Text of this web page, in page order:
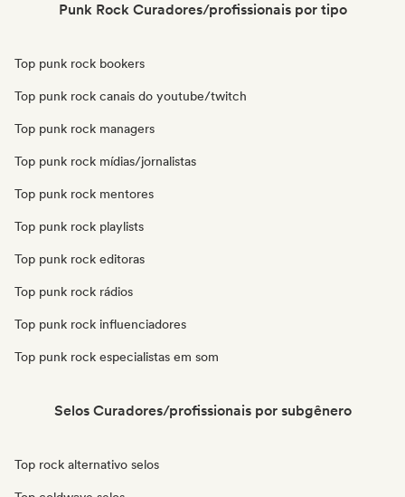
Punk Rock Curadores/profissionais por tipo
Top punk rock bookers
Top punk rock canais do youtube/twitch
Top punk rock managers
Top punk rock mídias/jornalistas
Top punk rock mentores
Top punk rock playlists
Top punk rock editoras
Top punk rock rádios
Top punk rock influenciadores
Top punk rock especialistas em som
Selos Curadores/profissionais por subgênero
Top rock alternativo selos